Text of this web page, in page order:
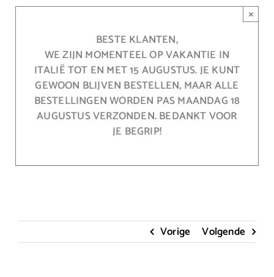
BESTE KLANTEN,
WE ZIJN MOMENTEEL OP VAKANTIE IN
ITALIË TOT EN MET 15 AUGUSTUS. JE KUNT
GEWOON BLIJVEN BESTELLEN, MAAR ALLE
BESTELLINGEN WORDEN PAS MAANDAG 18
AUGUSTUS VERZONDEN. BEDANKT VOOR
JE BEGRIP!
×
Vorige Volgende